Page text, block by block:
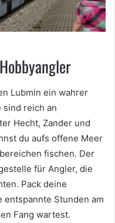
Lubmin ein wahrer
sind reich an
Hecht, Zander und
du aufs offene Meer
fischen. Der
für Angler, die
Pack deine
Stunden am
Fang wartest.